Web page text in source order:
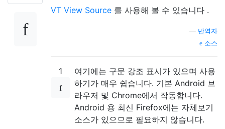
VT View Source 를 사용해 볼 수 있습니다 .
반역자
소스
1
여기에는 구문 강조 표시가 있으며 사용
하기가 매우 쉽습니다. 기본 Android 브
라우저 및 Chrome에서 작동합니다.
Android 용 최신 Firefox에는 자체보기
소스가 있으므로 필요하지 않습니다.